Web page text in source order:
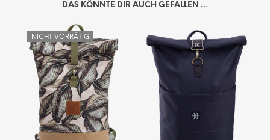
DAS KÖNNTE DIR AUCH GEFALLEN …
NICHT VORRÄTIG